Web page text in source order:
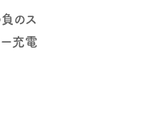
のス
充電